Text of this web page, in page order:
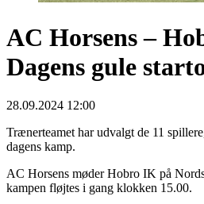
AC Horsens –
Dagens gule
28.09.2024 12:00
Trænerteamet har udvalgt de 11
dagens kamp.
AC Horsens møder Hobro IK på
kampen fløjtes i gang klokken 15.00.